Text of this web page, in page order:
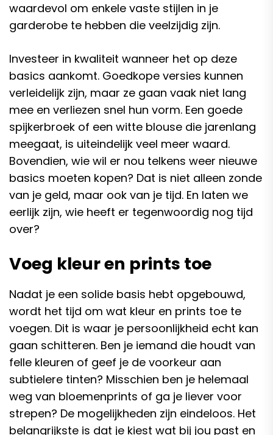
waardevol om enkele vaste stijlen in je
garderobe te hebben die veelzijdig zijn.
Investeer in kwaliteit wanneer het op deze
basics aankomt. Goedkope versies kunnen
verleidelijk zijn, maar ze gaan vaak niet lang
mee en verliezen snel hun vorm. Een goede
spijkerbroek of een witte blouse die jarenlang
meegaat, is uiteindelijk veel meer waard.
Bovendien, wie wil er nou telkens weer nieuwe
basics moeten kopen? Dat is niet alleen zonde
van je geld, maar ook van je tijd. En laten we
eerlijk zijn, wie heeft er tegenwoordig nog tijd
over?
Voeg kleur en prints toe
Nadat je een solide basis hebt opgebouwd,
wordt het tijd om wat kleur en prints toe te
voegen. Dit is waar je persoonlijkheid echt kan
gaan schitteren. Ben je iemand die houdt van
felle kleuren of geef je de voorkeur aan
subtielere tinten? Misschien ben je helemaal
weg van bloemenprints of ga je liever voor
strepen? De mogelijkheden zijn eindeloos. Het
belangrijkste is dat je kiest wat bij jou past en